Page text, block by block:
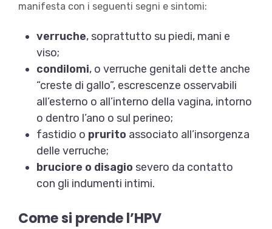
manifesta con i seguenti segni e sintomi:
verruche, soprattutto su piedi, mani e
viso;
condilomi, o verruche genitali dette anche
“creste di gallo”, escrescenze osservabili
all’esterno o all’interno della vagina, intorno
o dentro l’ano o sul perineo;
fastidio o prurito associato all’insorgenza
delle verruche;
bruciore o disagio severo da contatto
con gli indumenti intimi.
Come si prende l’HPV